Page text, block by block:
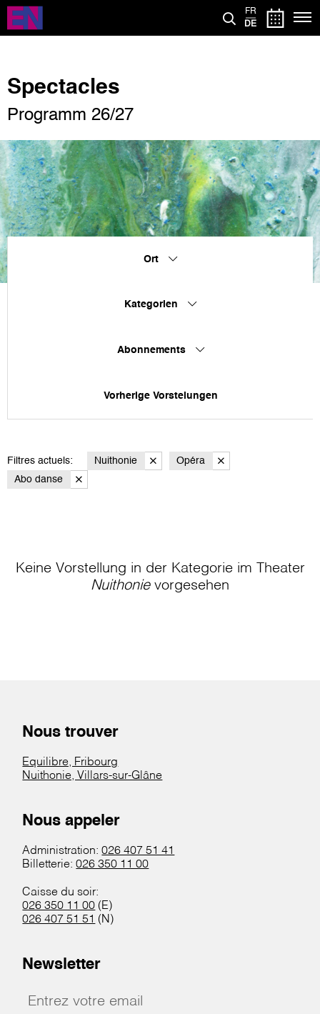
Direkt
zum
Inhalt
FR
DE
Spectacles
Programm 26/27
Ort
Kategorien
Abonnements
Vorherige Vorstelungen
Filtres actuels: Nuithonie
Opéra
Abo danse
Keine Vorstellung in der Kategorie im Theater
Nuithonievorgesehen
Nous trouver
Equilibre, Fribourg
Nuithonie, Villars-sur-Glâne
Nous appeler
Administration:026 407 51 41
Billetterie:026 350 11 00
Caisse du soir:
026 350 11 00 (E)
026 407 51 51 (N)
Newsletter